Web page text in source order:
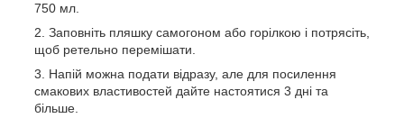
750 мл.
Заповніть пляшку самогоном або горілкою і потрясіть,
щоб ретельно перемішати.
Напій можна подати відразу, але для посилення
смакових властивостей дайте настоятися 3 дні та
більше.